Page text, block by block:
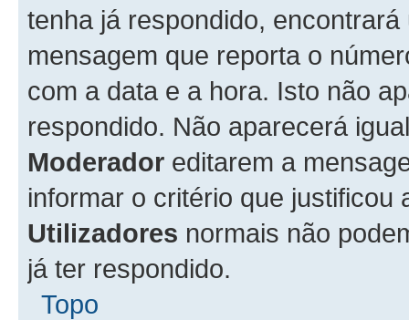
tenha já respondido,
mensagem que reporta o
com a data e a hora. Isto não
respondido. Não aparecerá
Moderador editarem a
informar o critério que
Utilizadores normais não
já ter respondido.
Topo